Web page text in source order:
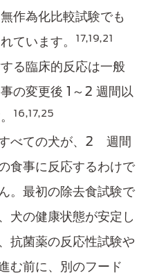
作為化比較試験でも
ています。​
17,19,21
る臨床的反応は一般
の変更後 1～2 週間以
16,17,25
べての犬が、2 週間
食事に反応するわけで
。最初の除去食試験で
犬の健康状態が安定し
抗菌薬の反応性試験や
む前に、別のフード